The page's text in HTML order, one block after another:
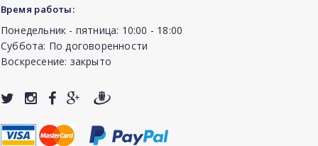
Время работы:
Понедельник - пятница: 10:00 - 18:00
Суббота: По договоренности
Воскресение: закрыто